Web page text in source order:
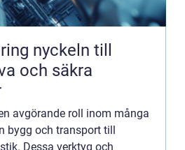
till
och säkra
avgörande roll inom många
bygg och transport till
Dessa verktyg och